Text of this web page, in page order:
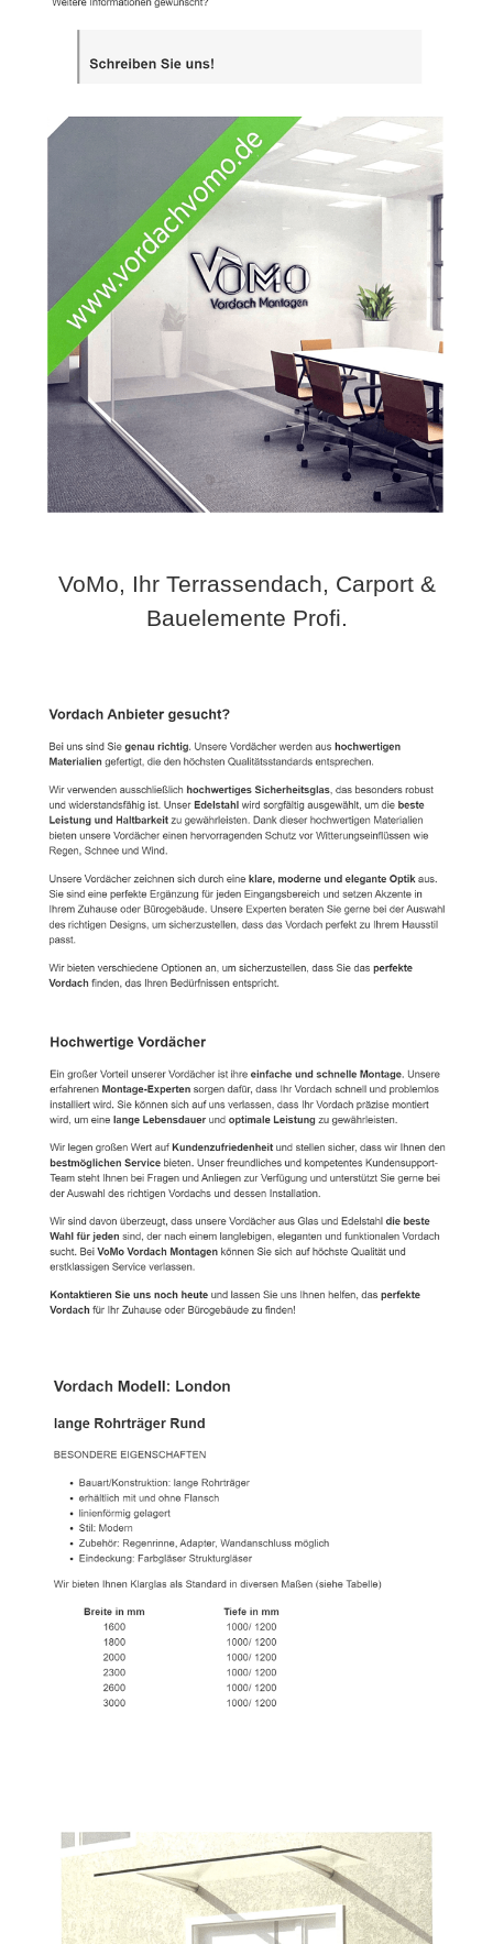
VoMo, Ihr Terrassendach, Carport &
Bauelemente Profi.